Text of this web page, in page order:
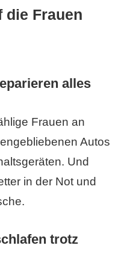
die Frauen
alles
Frauen an
Autos
Und
in der Not und
trotz